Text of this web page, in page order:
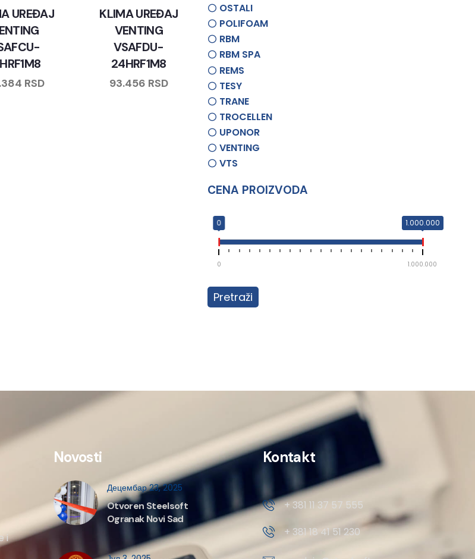
UREĐAJ
RSD
KLIMA UREĐAJ
VENTING
VSAFDU-
24HRF1M8
93.456 RSD
OSTALI
POLIFOAM
RBM
RBM SPA
REMS
TESY
TRANE
TROCELLEN
UPONOR
VENTING
VTS
CENA PROIZVODA
0 1.000.000
0 1.000.000
Pretraži
i
Novosti
Децембар 23, 2025
Otvoren Steelsoft
Ogranak Novi Sad
Kontakt
+ 381 11 37 57 555
+ 381 18 41 51 230